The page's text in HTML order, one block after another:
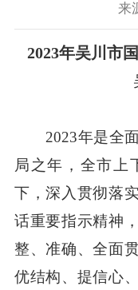
来
2023年吴川市
2023年是全面
局之年，全市上
下，深入贯彻落
话重要指示精神
整、准确、全面
优结构、提信心